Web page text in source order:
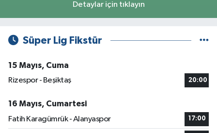
Detaylar için tıklayın
Süper Lig Fikstür
15 Mayıs, Cuma
Rizespor - Beşiktaş
20:00
16 Mayıs, Cumartesi
Fatih Karagümrük - Alanyaspor
17:00